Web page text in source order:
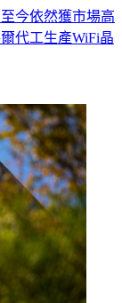
今依然獲市場高
代工生產WiFi晶